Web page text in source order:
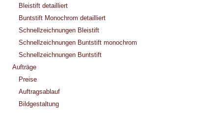
Bleistift detailliert
Buntstift Monochrom detailliert
Schnellzeichnungen Bleistift
Schnellzeichnungen Buntstift monochrom
Schnellzeichnungen Buntstift
Aufträge
Preise
Auftragsablauf
Bildgestaltung